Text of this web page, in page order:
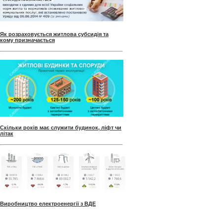
Як розраховується житлова субсидія та
кому призначається
Скільки років має служити будинок, ліфт чи
літак
Виробництво електроенергії з ВДЕ